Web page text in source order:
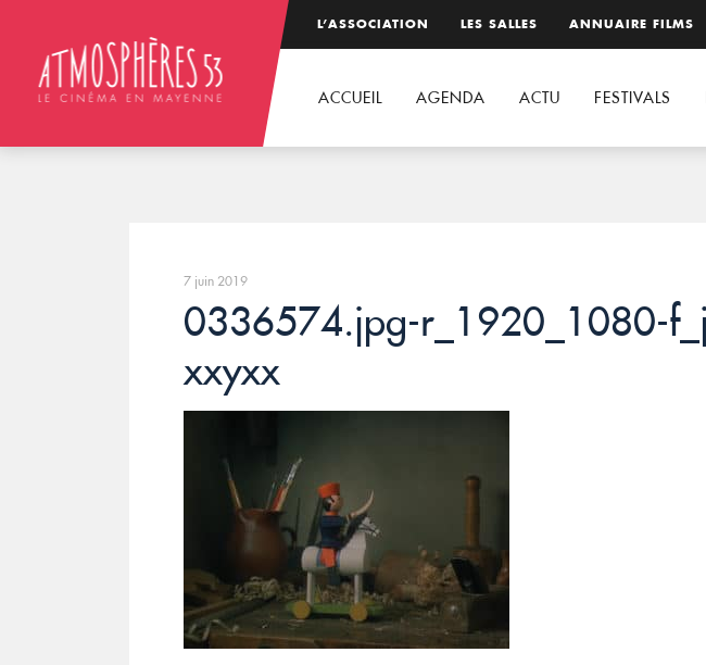
L’ASSOCIATION LES SALLES ANNUAIRE FILMS
ACCUEIL AGENDA ACTU FESTIVALS
7 juin 2019
0336574.jpg-r_1920_1080-
xxyxx